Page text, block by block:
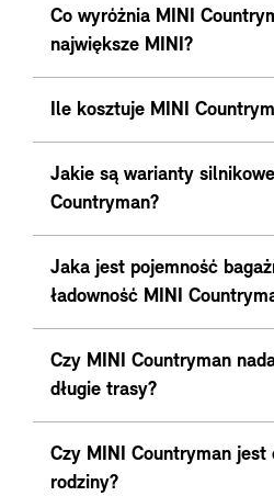
Co wyróżnia MINI
największe MINI?
Ile kosztuje MINI
Jakie są warianty
Countryman?
Jaka jest pojemność
ładowność MINI
Czy MINI Countryman
długie trasy?
Czy MINI Countryman jest
rodziny?